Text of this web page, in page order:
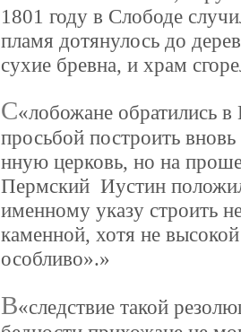
1801 году в Слободе
пламя дотянулось до
сухие бревна, и храм
С лобожане обратились
просьбой построить вновь
нную церковь, но на
Пермский Иустин
именному указу строить
каменной, хотя не
особливо».
В следствие такой